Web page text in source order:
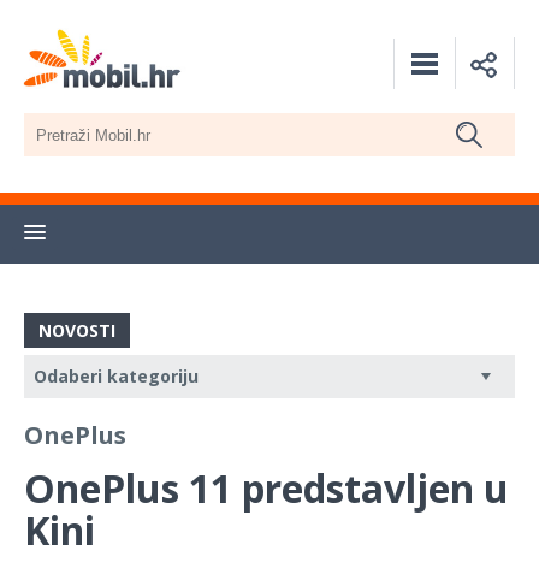
NOVOSTI
OnePlus
OnePlus 11 predstavljen u
Kini